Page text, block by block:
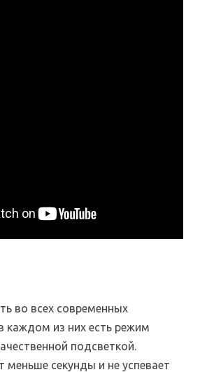
во всех современных
каждом из них есть режим
подсветкой.
меньше секунды и не успевает